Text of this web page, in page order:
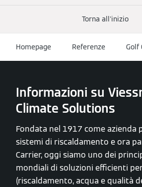
Torna all'inizio
Homepage Referenze Golf
Informazioni su
Climate Solutions
Fondata nel 1917 come
sistemi di riscaldamento e ora
Carrier, oggi siamo uno dei
mondiali di soluzioni efficienti
(riscaldamento, acqua e qualità